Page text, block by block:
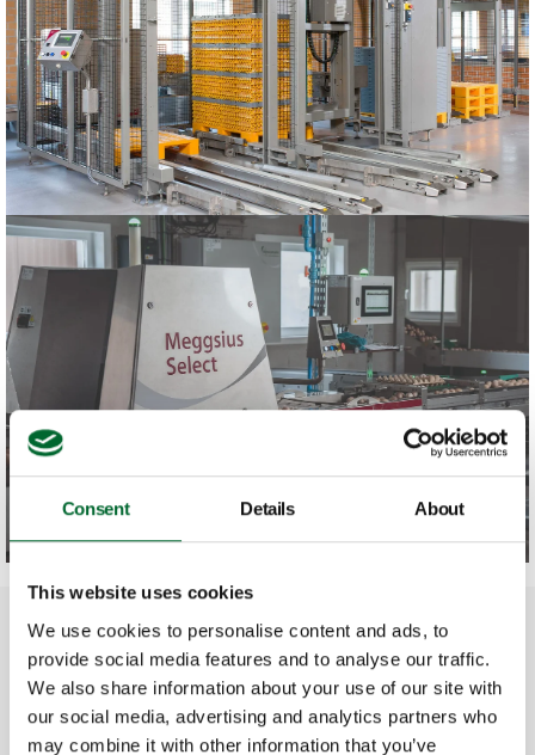
Consent Details About
This website uses cookies
We use cookies to personalise content and ads, to
provide social media features and to analyse our traffic.
We also share information about your use of our site with
our social media, advertising and analytics partners who
may combine it with other information that you’ve
Onze oplossingen
Van complete automatiseringsoplossingen voor
broederijen tot efficiënte sorteer- en